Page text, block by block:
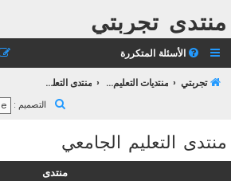
منتدى تجربتي
الأسئلة المتكررة
تجربتي منتديات التعليم الثانوي منتدى التعليم الجامعي
التصميم :
منتدى التعليم الجامعي
منتدى